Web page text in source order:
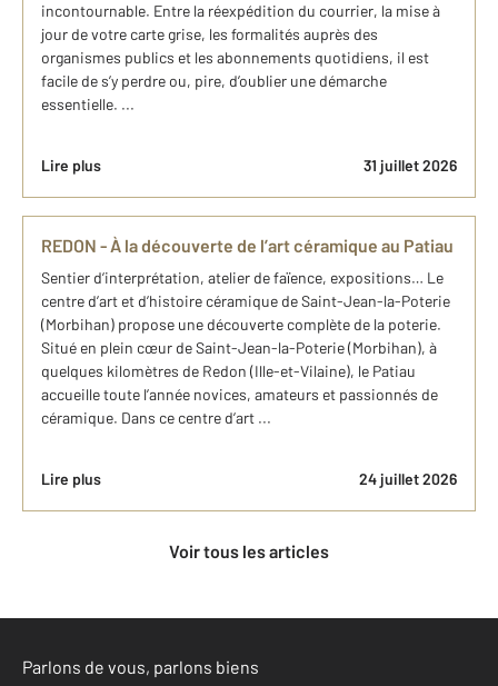
incontournable. Entre la réexpédition du courrier, la mise à
jour de votre carte grise, les formalités auprès des
organismes publics et les abonnements quotidiens, il est
facile de s’y perdre ou, pire, d’oublier une démarche
essentielle. ...
Lire plus 31 juillet 2026
REDON - À la découverte de l’art céramique au Patiau
Sentier d’interprétation, atelier de faïence, expositions… Le
centre d’art et d’histoire céramique de Saint-Jean-la-Poterie
(Morbihan) propose une découverte complète de la poterie.
Situé en plein cœur de Saint-Jean-la-Poterie (Morbihan), à
quelques kilomètres de Redon (Ille-et-Vilaine), le Patiau
accueille toute l’année novices, amateurs et passionnés de
céramique. Dans ce centre d’art ...
Lire plus 24 juillet 2026
Voir tous les articles
Parlons de vous, parlons biens